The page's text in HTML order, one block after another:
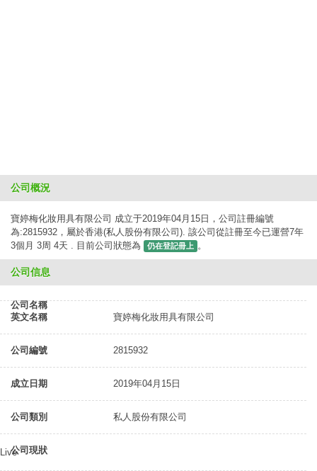
公司概況
寶婷梅化妝用具有限公司 成立于2019年04月15日，公司註冊編號
為:2815932，屬於香港(私人股份有限公司). 該公司從註冊至今已運營7年
3個月 3周 4天 . 目前公司狀態為
仍在登記冊上 。
公司信息
公司名稱
英文名稱
寶婷梅化妝用具有限公司
公司編號 2815932
成立日期 2019年04月15日
公司類別 私人股份有限公司
公司現狀
Live